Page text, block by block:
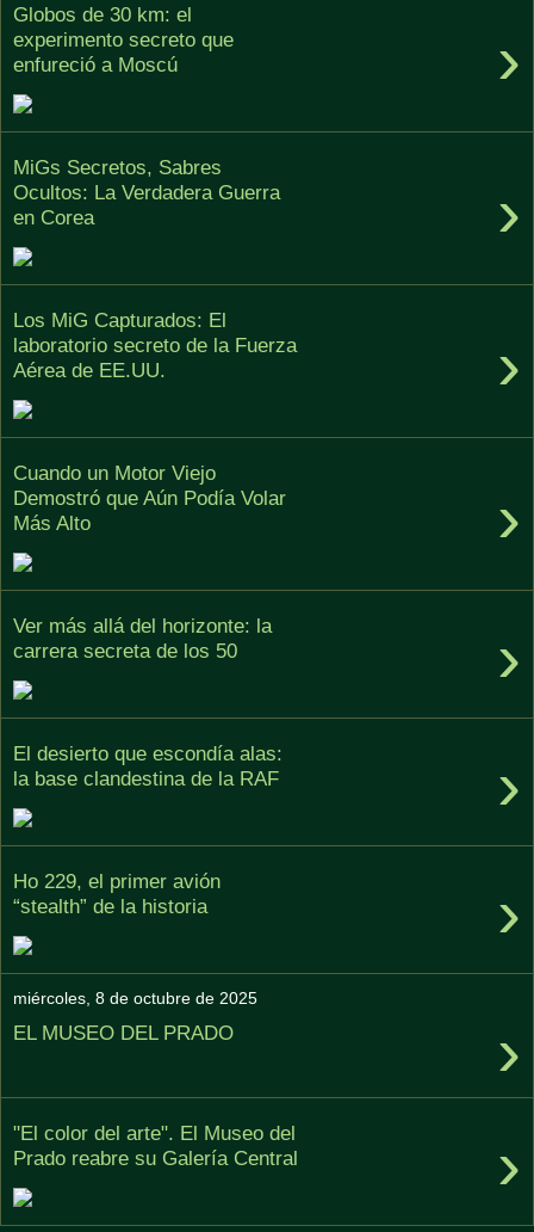
Globos de 30 km: el
experimento secreto que
enfureció a Moscú
›
MiGs Secretos, Sabres
Ocultos: La Verdadera Guerra
en Corea
›
Los MiG Capturados: El
laboratorio secreto de la Fuerza
Aérea de EE.UU.
›
Cuando un Motor Viejo
Demostró que Aún Podía Volar
Más Alto
›
Ver más allá del horizonte: la
carrera secreta de los 50
›
El desierto que escondía alas:
la base clandestina de la RAF
›
Ho 229, el primer avión
“stealth” de la historia
›
miércoles, 8 de octubre de 2025
EL MUSEO DEL PRADO ›
"El color del arte". El Museo del
Prado reabre su Galería Central
›